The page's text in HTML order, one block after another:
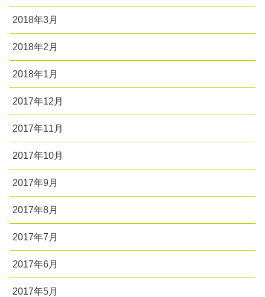
2018年3月
2018年2月
2018年1月
2017年12月
2017年11月
2017年10月
2017年9月
2017年8月
2017年7月
2017年6月
2017年5月